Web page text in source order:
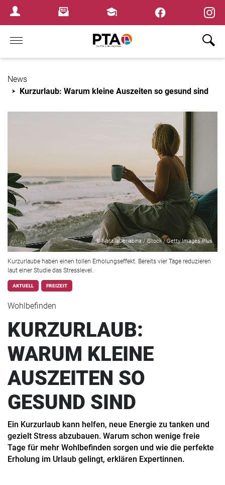
Login MenuNewsletterFortbildungen
Home
News
Kurzurlaub: Warum kleine Auszeiten so gesund sind
© NataliaDeriabina / iStock / Getty Images Plus
Kurzurlaube haben einen tollen Erholungseffekt. Bereits vier Tage reduzieren
laut einer Studie das Stresslevel.
AKTUELL FREIZEIT
Wohlbefinden
KURZURLAUB:
WARUM KLEINE
AUSZEITEN SO
GESUND SIND
Ein Kurzurlaub kann helfen, neue Energie zu tanken und
gezielt Stress abzubauen. Warum schon wenige freie
Tage für mehr Wohlbefinden sorgen und wie die perfekte
Erholung im Urlaub gelingt, erklären Expertinnen.
×